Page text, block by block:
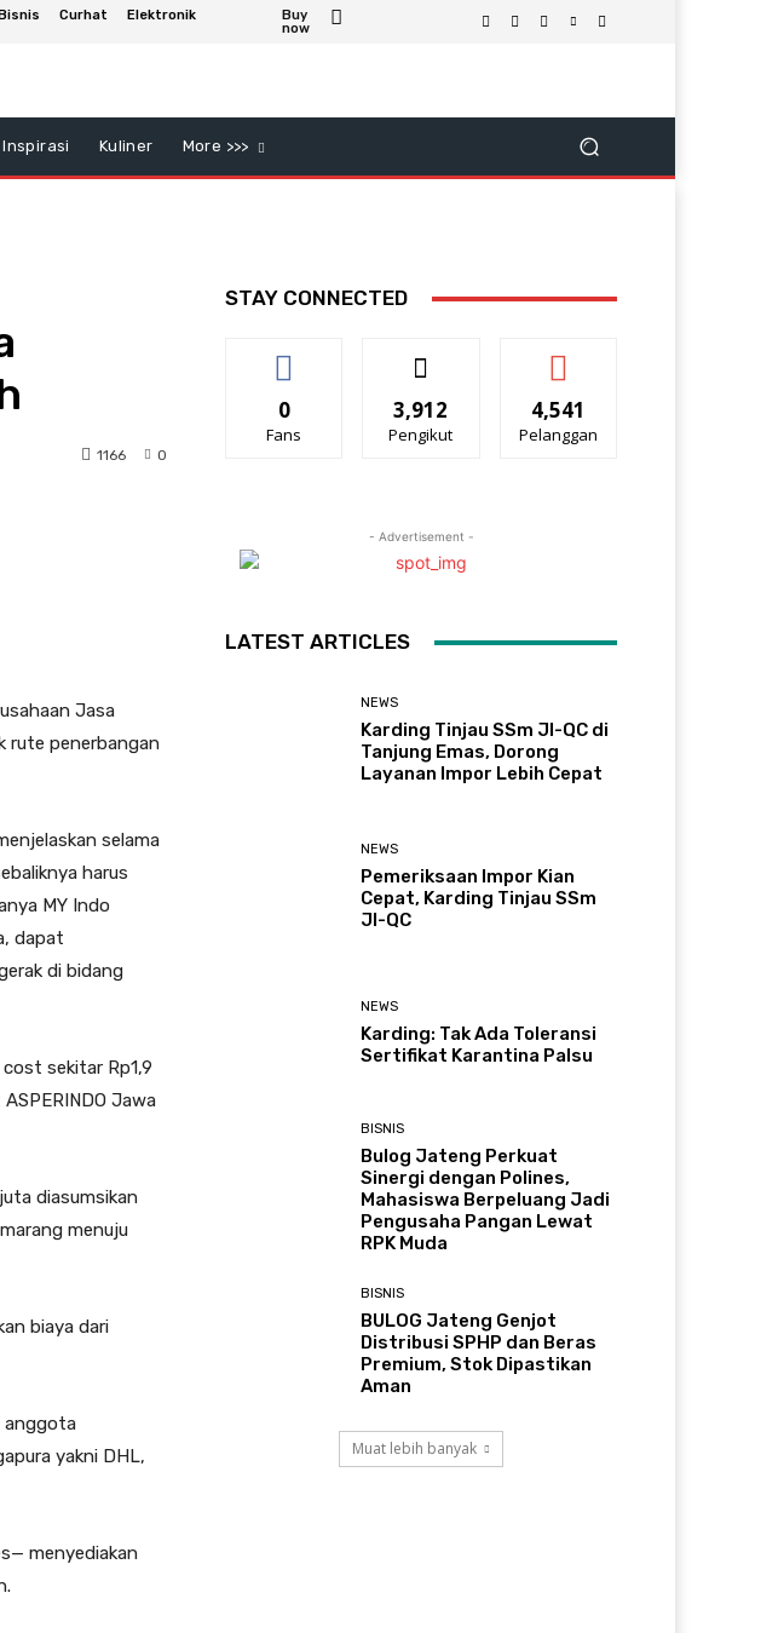
Curhat
Elektronik
Buy
now
Inspirasi Kuliner More >>>
0
1166
Jasa
rute penerbangan
selama
harus
MY Indo
dapat
di bidang
sekitar Rp1,9
Jawa
diasumsikan
menuju
biaya dari
anggota
yakni DHL,
menyediakan
STAY CONNECTED
0
Fans
3,912
Pengikut
4,541
Pelanggan
- Advertisement -
LATEST ARTICLES
NEWS
Karding Tinjau SSm JI-QC di
Tanjung Emas, Dorong
Layanan Impor Lebih Cepat
NEWS
Pemeriksaan Impor Kian
Cepat, Karding Tinjau SSm
JI-QC
NEWS
Karding: Tak Ada Toleransi
Sertifikat Karantina Palsu
BISNIS
Bulog Jateng Perkuat
Sinergi dengan Polines,
Mahasiswa Berpeluang Jadi
Pengusaha Pangan Lewat
RPK Muda
BISNIS
BULOG Jateng Genjot
Distribusi SPHP dan Beras
Premium, Stok Dipastikan
Aman
Muat lebih banyak